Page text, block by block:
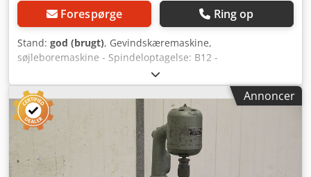
Forespørge Ring op
Stand: god (brugt), Gevindskæremaskine,
søjleboremaskine - Spindeloptagelse: B12 -
Gevindskæreforsats: Tapmatic 30 X M1,5-M7 Dodpeb A
Imxjfx Ablowa - Udladning: 165 mm - Motoreffekt: 0,25 kW -
Vægt: 60 kg
Annoncer